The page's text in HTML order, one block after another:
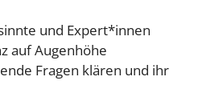
und Expert*innen
auf Augenhöhe
Fragen klären und ihr